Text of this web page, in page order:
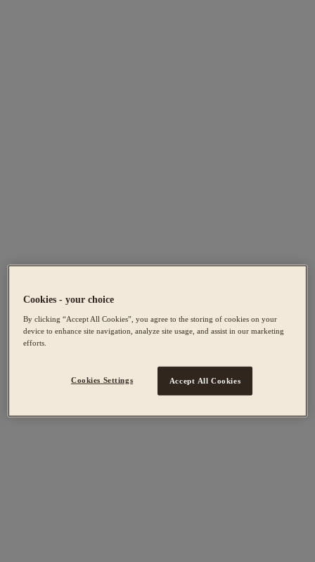
Cookies - your choice
By clicking “Accept All Cookies”, you agree to the storing of cookies on your
device to enhance site navigation, analyze site usage, and assist in our marketing
efforts.
Cookies Settings Accept All Cookies